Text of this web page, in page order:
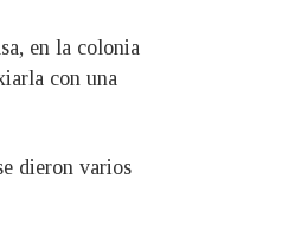
en la colonia
con una
dieron varios